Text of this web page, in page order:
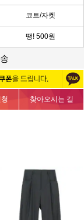
코트/자켓
땡! 500원
찾아오시는 길